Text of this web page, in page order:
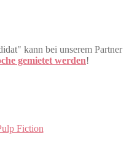
kann bei unserem Partner
gemietet werden!